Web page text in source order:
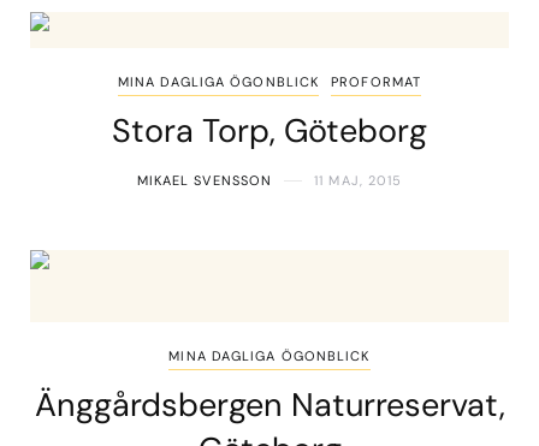
MINA DAGLIGA ÖGONBLICK PROFORMAT
Stora Torp, Göteborg
MIKAEL SVENSSON 11 MAJ, 2015
MINA DAGLIGA ÖGONBLICK
Änggårdsbergen Naturreservat,